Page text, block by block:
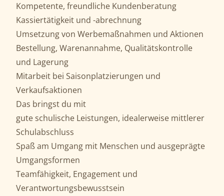
Kompetente, freundliche Kundenberatung
Kassiertätigkeit und -abrechnung
Umsetzung von Werbemaßnahmen und Aktionen
Bestellung, Warenannahme, Qualitätskontrolle
und Lagerung
Mitarbeit bei Saisonplatzierungen und
Verkaufsaktionen
Das bringst du mit
gute schulische Leistungen, idealerweise mittlerer
Schulabschluss
Spaß am Umgang mit Menschen und ausgeprägte
Umgangsformen
Teamfähigkeit, Engagement und
Verantwortungsbewusstsein